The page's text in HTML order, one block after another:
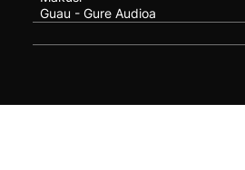
Guau - Gure Audioa